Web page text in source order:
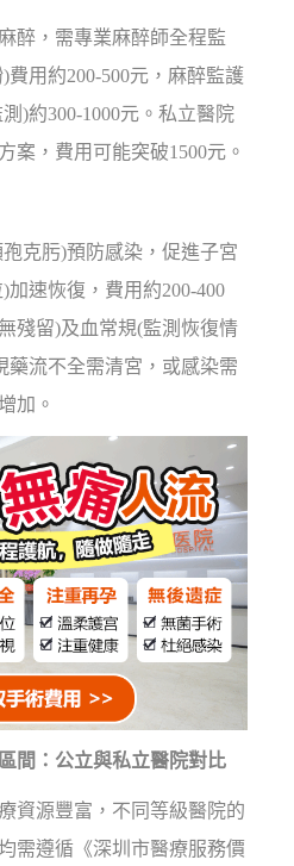
醉，需專業麻醉師全程監
用約200-500元，麻醉監護
)約300-1000元。私立醫院
案，費用可能突破1500元。
克肟)預防感染，促進子宮
速恢復，費用約200-400
殘留)及血常規(監測恢復情
藥流不全需清宮，或感染需
加。
間：公立與私立醫院對比
資源豐富，不同等級醫院的
需遵循《深圳市醫療服務價